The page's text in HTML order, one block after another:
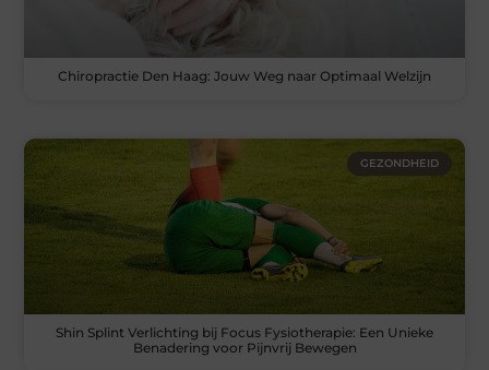
Chiropractie Den Haag: Jouw Weg naar Optimaal Welzijn
GEZONDHEID
Shin Splint Verlichting bij Focus Fysiotherapie: Een Unieke
Benadering voor Pijnvrij Bewegen